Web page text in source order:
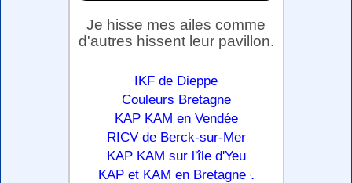
Je hisse mes ailes comme
d'autres hissent leur pavillon.
IKF de Dieppe
Couleurs Bretagne
KAP KAM en Vendée
RICV de Berck-sur-Mer
KAP KAM sur l'île d'Yeu
KAP et KAM en Bretagne .